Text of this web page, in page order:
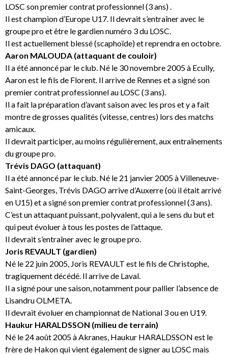
LOSC son premier contrat professionnel (3 ans) .
Il est champion d’Europe U17. Il devrait s’entraîner avec le
groupe pro et être le gardien numéro 3 du LOSC.
Il est actuellement blessé (scaphoïde) et reprendra en octobre.
Aaron MALOUDA (attaquant de couloir)
Il a été annoncé par le club. Né le 30 novembre 2005 à Ecully,
Aaron est le fils de Florent. Il arrive de Rennes et a signé son
premier contrat professionnel au LOSC (3 ans).
Il a fait la préparation d’avant saison avec les pros et y a fait
montre de grosses qualités (vitesse, centres) lors des matchs
amicaux.
Il devrait participer, au moins régulièrement, aux entraînements
du groupe pro.
Trévis DAGO (attaquant)
Il a été annoncé par le club. Né le 21 janvier 2005 à Villeneuve-
Saint-Georges, Trévis DAGO arrive d’Auxerre (où il était arrivé
en U15) et a signé son premier contrat professionnel (3 ans).
C’est un attaquant puissant, polyvalent, qui a le sens du but et
qui peut évoluer à tous les postes de l’attaque.
Il devrait s’entraîner avec le groupe pro.
Joris REVAULT (gardien)
Né le 22 juin 2005, Joris REVAULT est le fils de Christophe,
tragiquement décédé. Il arrive de Laval.
Il a signé pour une saison, notamment pour pallier l’absence de
Lisandru OLMETA.
Il devrait évoluer en championnat de National 3 ou en U19.
Haukur HARALDSSON (milieu de terrain)
Né le 24 août 2005 à Akranes, Haukur HARALDSSON est le
frère de Hakon qui vient également de signer au LOSC mais